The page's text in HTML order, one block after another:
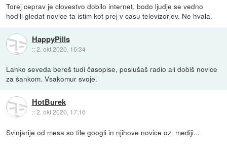
Torej ceprav je clovestvo dobilo internet, bodo ljudje se vedno
hodili gledat novice ta istim kot prej v casu televizorjev. Ne hvala.
HappyPills
::2. okt 2020, 16:34
Lahko seveda bereš tudi časopise, poslušaš radio ali dobiš novice
za šankom. Vsakomur svoje.
HotBurek
::2. okt 2020, 17:16
Svinjarije od mesa so tile googli in njihove novice oz. mediji...